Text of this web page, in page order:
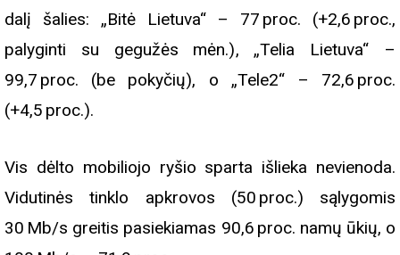
dalį šalies: „Bitė Lietuva“ – 77 proc. (+2,6 proc.,
palyginti su gegužės mėn.), „Telia Lietuva“ –
99,7 proc. (be pokyčių), o „Tele2“ – 72,6 proc.
(+4,5 proc.).
Vis dėlto mobiliojo ryšio sparta išlieka nevienoda.
Vidutinės tinklo apkrovos (50 proc.) sąlygomis
30 Mb/s greitis pasiekiamas 90,6 proc. namų ūkių, o